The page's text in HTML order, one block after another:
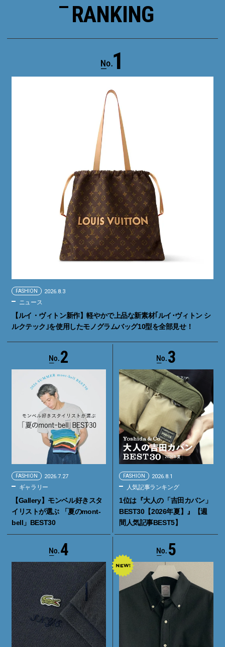
RANKING
1
FASHION 2026.8.3
ニュース
【ルイ・ヴィトン新作】軽やかで上品な新素材｢ルイ･ヴィトン シ
ルクテック｣を使用したモノグラムバッグ10型を全部見せ！
2
FASHION 2026.7.27
ギャラリー
【Gallery】モンベル好きスタ
イリストが選ぶ 「夏のmont-
bell」BEST30
3
FASHION 2026.8.1
人気記事ランキング
1位は『大人の「吉田カバン」
BEST30【2026年夏】』【週
間人気記事BEST5】
4 5